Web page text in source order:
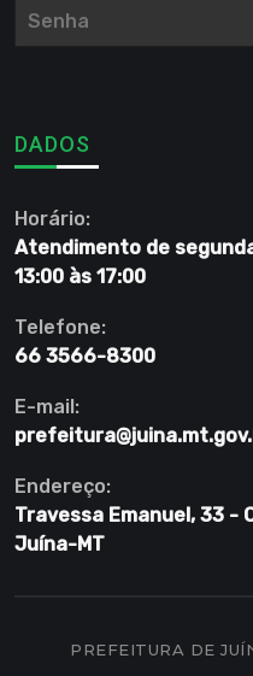
DADOS
Horário:
Atendimento de
13:00 às 17:00
Telefone:
66 3566-8300
E-mail:
Endereço:
Travessa Emanuel, 33 -
Juína-MT
PREFEITURA DE